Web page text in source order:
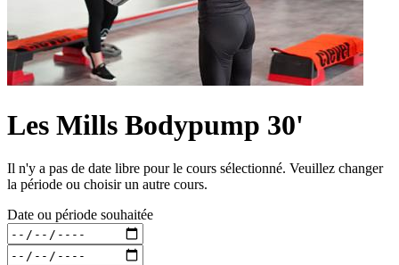
Les Mills Bodypump 30'
Il n'y a pas de date libre pour le cours sélectionné. Veuillez changer
la période ou choisir un autre cours.
Date ou période souhaitée